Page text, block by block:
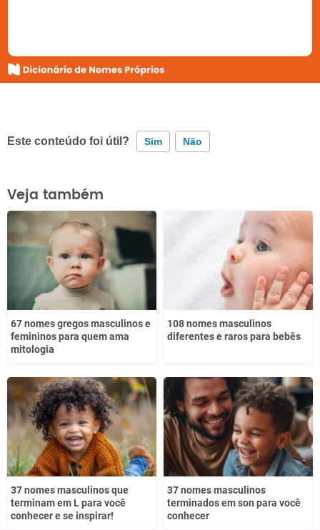
Este conteúdo foi útil? Sim Não
Este conteúdo contém informação incorreta
Este conteúdo não tem a informação que procuro
Outro
Veja também
67 nomes gregos masculinos e
femininos para quem ama
mitologia
108 nomes masculinos
diferentes e raros para bebês
37 nomes masculinos que
terminam em L para você
conhecer e se inspirar!
37 nomes masculinos
terminados em son para você
conhecer